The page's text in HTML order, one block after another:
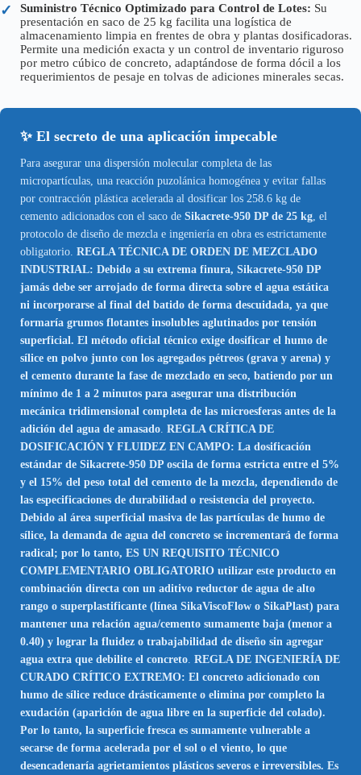
✓ Suministro Técnico Optimizado para Control de Lotes: Su
presentación en saco de 25 kg facilita una logística de
almacenamiento limpia en frentes de obra y plantas dosificadoras.
Permite una medición exacta y un control de inventario riguroso
por metro cúbico de concreto, adaptándose de forma dócil a los
requerimientos de pesaje en tolvas de adiciones minerales secas.
✨ El secreto de una aplicación impecable
Para asegurar una dispersión molecular completa de las
micropartículas, una reacción puzolánica homogénea y evitar fallas
por contracción plástica acelerada al dosificar los 258.6 kg de
cemento adicionados con el saco de Sikacrete-950 DP de 25 kg , el
protocolo de diseño de mezcla e ingeniería en obra es estrictamente
obligatorio. REGLA TÉCNICA DE ORDEN DE MEZCLADO
INDUSTRIAL: Debido a su extrema finura, Sikacrete-950 DP
jamás debe ser arrojado de forma directa sobre el agua estática
ni incorporarse al final del batido de forma descuidada, ya que
formaría grumos flotantes insolubles aglutinados por tensión
superficial. El método oficial técnico exige dosificar el humo de
sílice en polvo junto con los agregados pétreos (grava y arena) y
el cemento durante la fase de mezclado en seco, batiendo por un
mínimo de 1 a 2 minutos para asegurar una distribución
mecánica tridimensional completa de las microesferas antes de la
adición del agua de amasado REGLA CRÍTICA DE
DOSIFICACIÓN Y FLUIDEZ EN CAMPO: La dosificación
estándar de Sikacrete-950 DP oscila de forma estricta entre el 5%
y el 15% del peso total del cemento de la mezcla, dependiendo de
las especificaciones de durabilidad o resistencia del proyecto.
Debido al área superficial masiva de las partículas de humo de
sílice, la demanda de agua del concreto se incrementará de forma
radical; por lo tanto, ES UN REQUISITO TÉCNICO
COMPLEMENTARIO OBLIGATORIO utilizar este producto en
combinación directa con un aditivo reductor de agua de alto
rango o superplastificante (línea SikaViscoFlow o SikaPlast) para
mantener una relación agua/cemento sumamente baja (menor a
0.40) y lograr la fluidez o trabajabilidad de diseño sin agregar
agua extra que debilite el concreto REGLA DE INGENIERÍA DE
CURADO CRÍTICO EXTREMO: El concreto adicionado con
humo de sílice reduce drásticamente o elimina por completo la
exudación (aparición de agua libre en la superficie del colado).
Por lo tanto, la superficie fresca es sumamente vulnerable a
secarse de forma acelerada por el sol o el viento, lo que
desencadenaría agrietamientos plásticos severos e irreversibles. Es